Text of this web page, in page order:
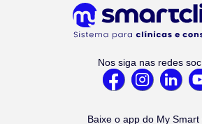
Nos siga nas redes
Baixe o app do My Smart